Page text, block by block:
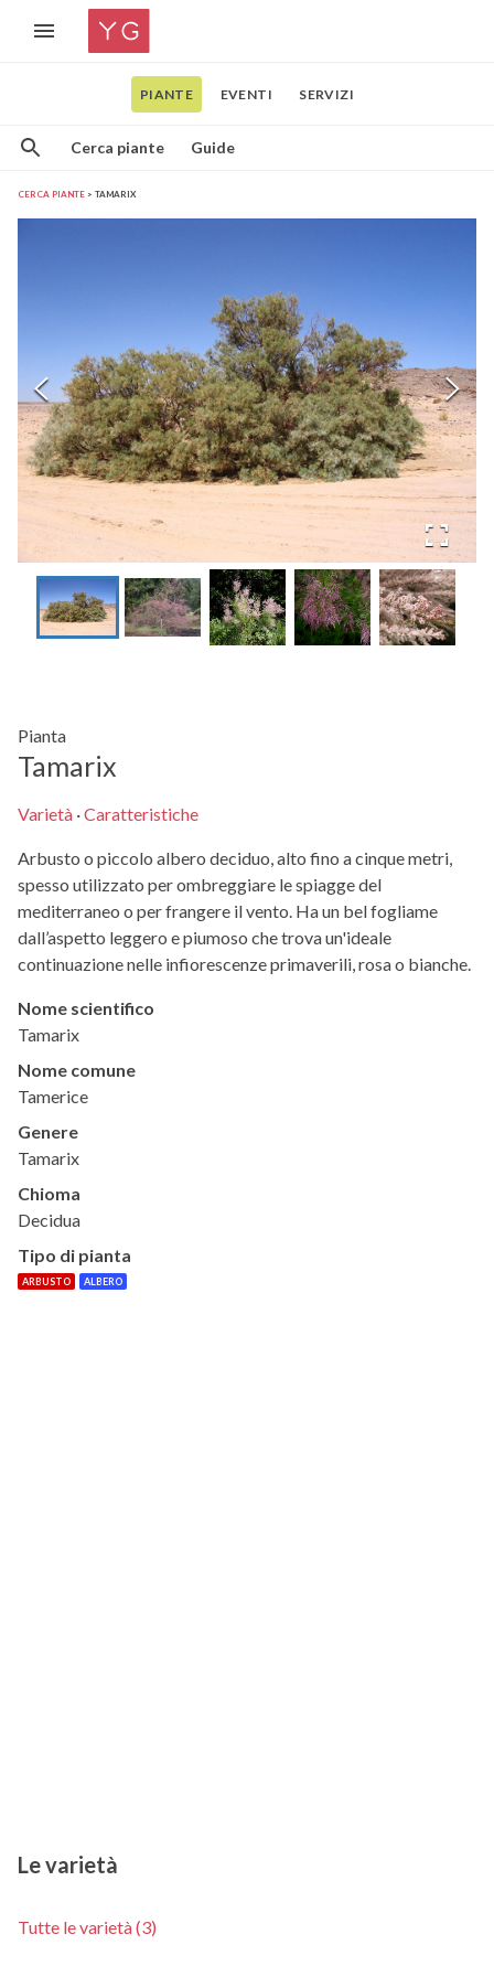
PIANTE EVENTI SERVIZI
Cerca piante Guide
CERCA PIANTE TAMARIX
Pianta
Tamarix
Varietà ·Caratteristiche
Arbusto o piccolo albero deciduo, alto fino a cinque metri,
spesso utilizzato per ombreggiare le spiagge del
mediterraneo o per frangere il vento. Ha un bel fogliame
dall’aspetto leggero e piumoso che trova un'ideale
continuazione nelle infiorescenze primaverili, rosa o bianche.
Nome scientifico
Tamarix
Nome comune
Tamerice
Genere
Tamarix
Chioma
Decidua
Tipo di pianta
ARBUSTO ALBERO
Le varietà
Tutte le varietà (3)